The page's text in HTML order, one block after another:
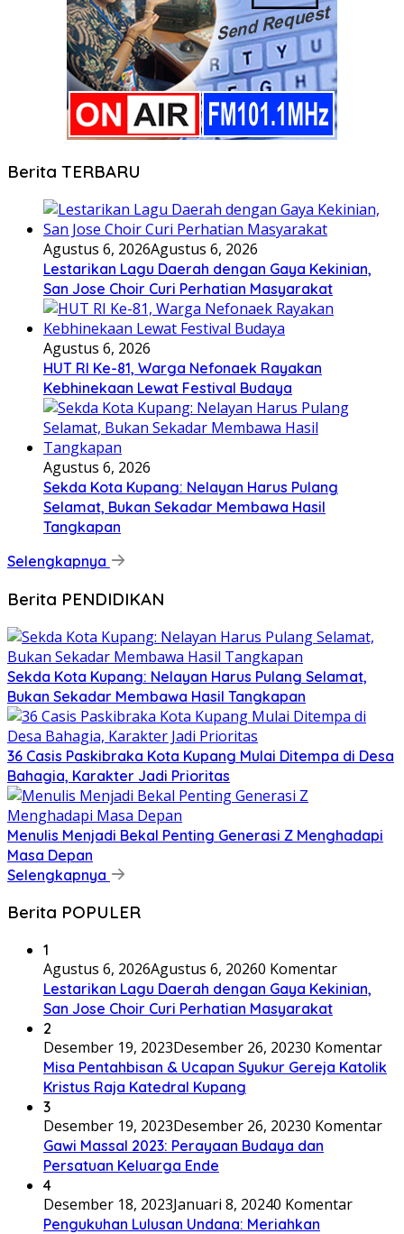
Berita TERBARU
Agustus 6, 2026Agustus 6, 2026
Lestarikan Lagu Daerah dengan Gaya Kekinian,
San Jose Choir Curi Perhatian Masyarakat
Agustus 6, 2026
HUT RI Ke-81, Warga Nefonaek Rayakan
Kebhinekaan Lewat Festival Budaya
Agustus 6, 2026
Sekda Kota Kupang: Nelayan Harus Pulang
Selamat, Bukan Sekadar Membawa Hasil
Tangkapan
Selengkapnya
Berita PENDIDIKAN
Sekda Kota Kupang: Nelayan Harus Pulang Selamat,
Bukan Sekadar Membawa Hasil Tangkapan
36 Casis Paskibraka Kota Kupang Mulai Ditempa di Desa
Bahagia, Karakter Jadi Prioritas
Menulis Menjadi Bekal Penting Generasi Z Menghadapi
Masa Depan
Selengkapnya
Berita POPULER
1
Agustus 6, 2026Agustus 6, 20260 Komentar
Lestarikan Lagu Daerah dengan Gaya Kekinian,
San Jose Choir Curi Perhatian Masyarakat
2
Desember 19, 2023Desember 26, 20230 Komentar
Misa Pentahbisan & Ucapan Syukur Gereja Katolik
Kristus Raja Katedral Kupang
3
Desember 19, 2023Desember 26, 20230 Komentar
Gawi Massal 2023: Perayaan Budaya dan
Persatuan Keluarga Ende
4
Desember 18, 2023Januari 8, 20240 Komentar
Pengukuhan Lulusan Undana: Meriahkan